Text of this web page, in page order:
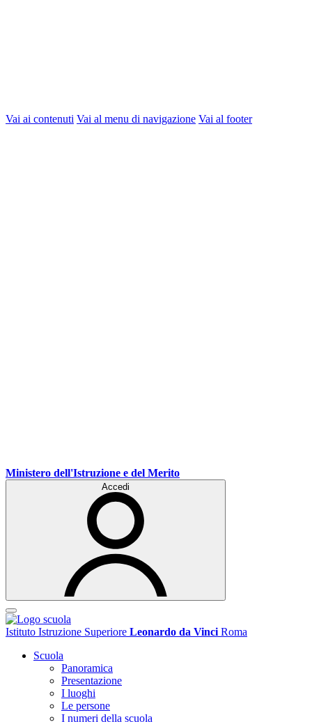
Vai ai contenuti Vai al menu di navigazione Vai al footer
Ministero dell'Istruzione e del Merito
Accedi
Istituto Istruzione Superiore Leonardo da Vinci Roma
Scuola
Panoramica
Presentazione
I luoghi
Le persone
I numeri della scuola